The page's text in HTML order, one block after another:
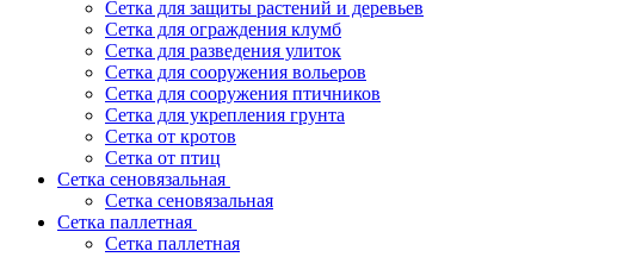
Сетка для защиты растений и деревьев
Сетка для ограждения клумб
Сетка для разведения улиток
Сетка для сооружения вольеров
Сетка для сооружения птичников
Сетка для укрепления грунта
Сетка от кротов
Сетка от птиц
Сетка сеновязальная
Сетка сеновязальная
Сетка паллетная
Сетка паллетная